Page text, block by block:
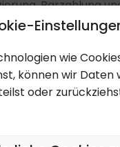
wie
können wir
oder
Barzahlung